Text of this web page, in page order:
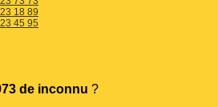
18 89
45 95
de inconnu ?